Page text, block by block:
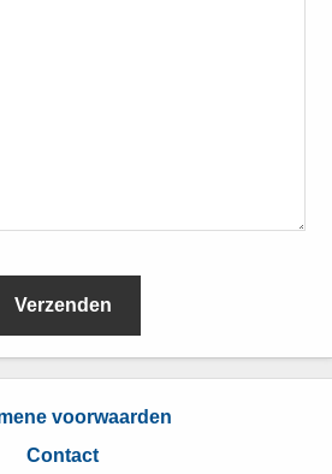
voorwaarden
Contact